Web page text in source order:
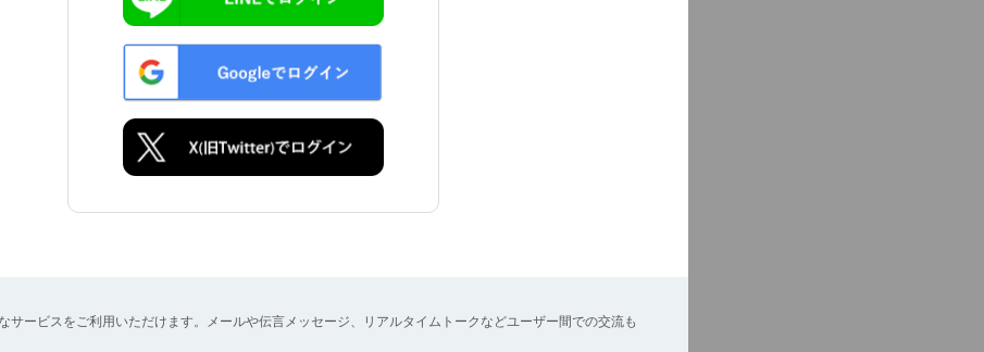
サービスをご利用いただけます。メールや伝言メッセージ、リアルタイムトークなどユーザー間での交流も